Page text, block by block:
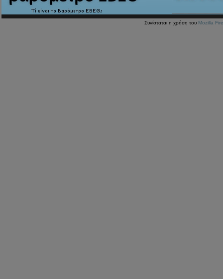
Συνίσταται η χρήση του Mozilla